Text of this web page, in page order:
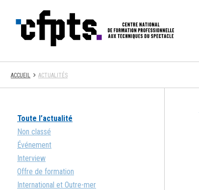
ACCUEIL ACTUALITÉS
Toute l’actualité
Non classé
Événement
Interview
Offre de formation
International et Outre-mer